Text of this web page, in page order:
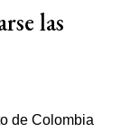
las